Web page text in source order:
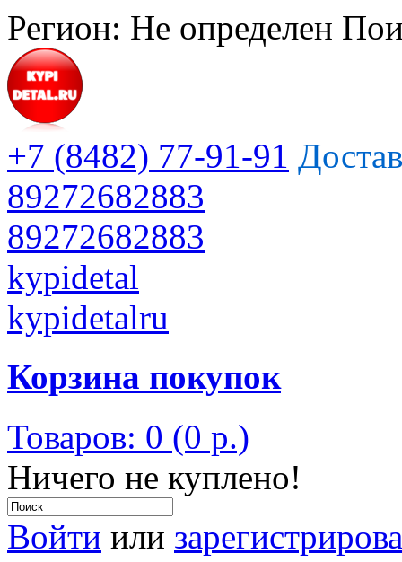
Регион: Не определен
+7 (8482) 77-91-91
89272682883
89272682883
kypidetal
kypidetalru
Корзина покупок
Товаров: 0 (0 р.)
Ничего не куплено!
Войти или